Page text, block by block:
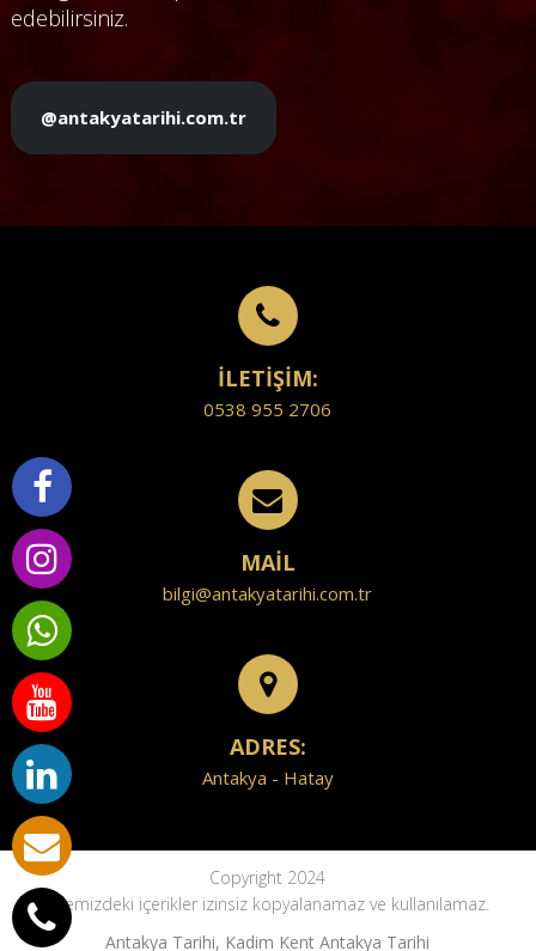
edebilirsiniz.
@antakyatarihi.com.tr
İLETİŞİM:
0538 955 2706
MAİL
bilgi@antakyatarihi.com.tr
ADRES:
Antakya - Hatay
Copyright 2024
Sitemizdeki içerikler izinsiz kopyalanamaz ve kullanılamaz.
Antakya Tarihi, Kadim Kent Antakya Tarihi